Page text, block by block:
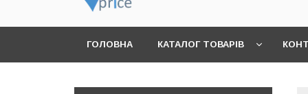
ГОЛОВНА КАТАЛОГ ТОВАРІВ